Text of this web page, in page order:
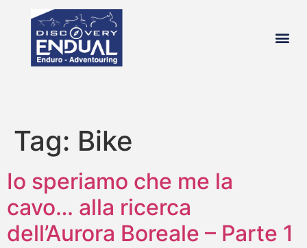
Tag: Bike
Io speriamo che me la
cavo… alla ricerca
dell’Aurora Boreale – Parte 1